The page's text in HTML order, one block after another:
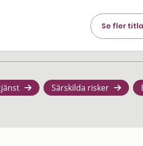
Se fler
Särskilda risker